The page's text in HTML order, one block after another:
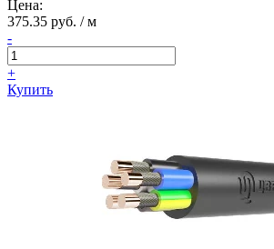
Цена:
375.35 руб. / м
-
+
Купить